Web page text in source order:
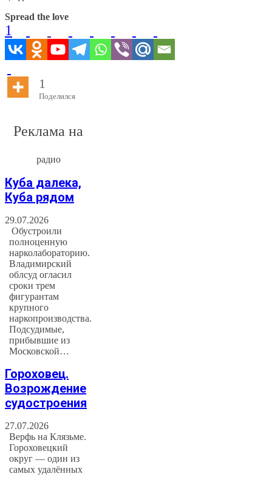
Spread the love
1
1
Поделился
Реклама на
радио
Куба далека,
Куба рядом
29.07.2026
Обустроили
полноценную
нарколабораторию.
Владимирский
облсуд огласил
сроки трем
фигурантам
крупного
наркопроизводства.
Подсудимые,
прибывшие из
Московской…
Гороховец.
Возрождение
судостроения
27.07.2026
Верфь на Клязьме.
Гороховецкий
округ — один из
самых удалённых